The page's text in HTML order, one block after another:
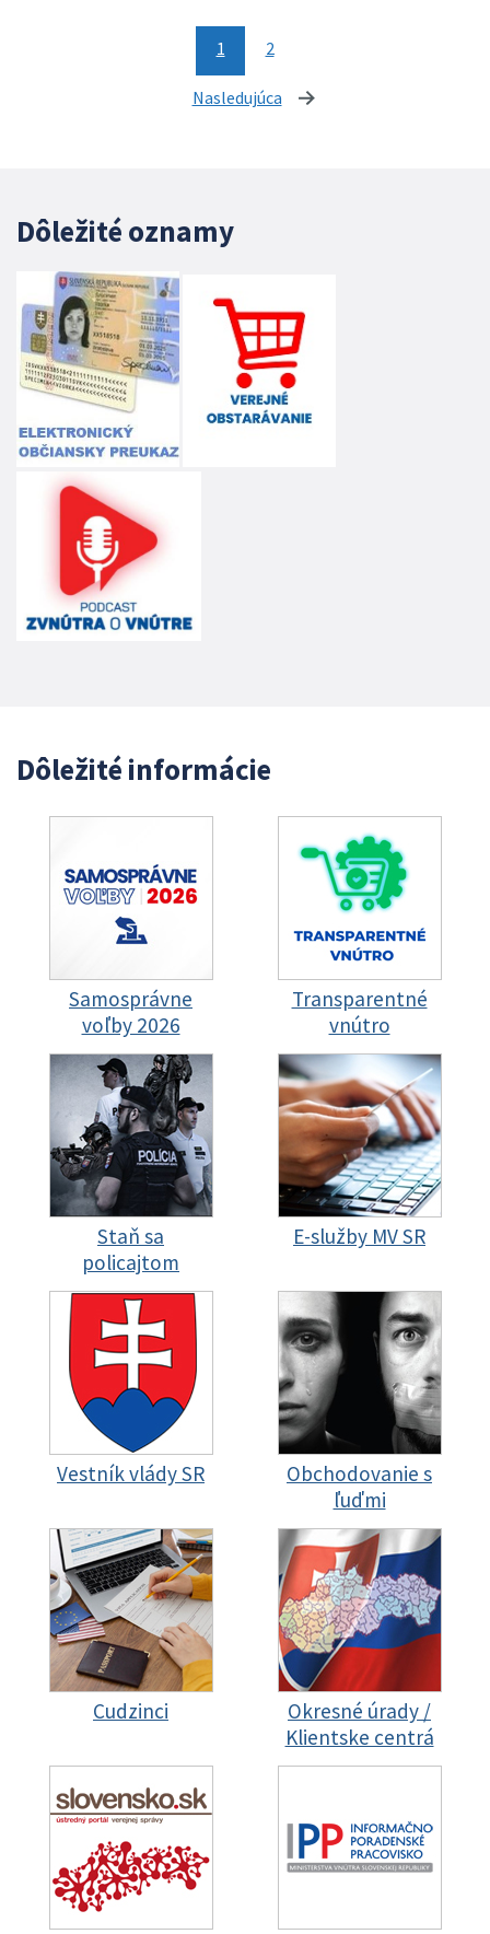
1 2
Nasledujúca stránka
Dôležité oznamy
Dôležité informácie
Samosprávne
voľby 2026
Transparentné
vnútro
Staň sa
policajtom
E-služby MV SR
Vestník vlády SR
Obchodovanie s
ľuďmi
Cudzinci
Okresné úrady /
Klientske centrá